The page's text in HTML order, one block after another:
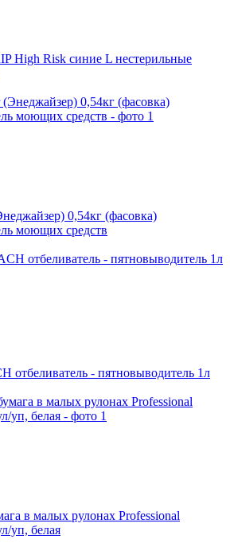
High Risk синие L нестерильные
0,54кг (фасовка)
моющих средств
отбеливатель - пятновыводитель 1л
в малых рулонах Professional
уп, белая